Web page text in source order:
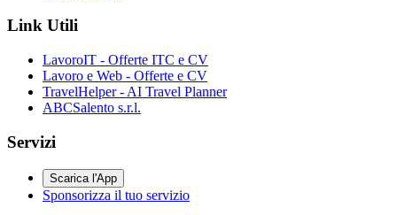
Link Utili
LavoroIT - Offerte ITC e CV
Lavoro e Web - Offerte e CV
TravelHelper - AI Travel Planner
ABCSalento s.r.l.
Servizi
Scarica l'App
Sponsorizza il tuo servizio